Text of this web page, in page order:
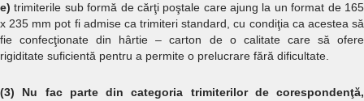
e) trimiterile sub formă de cărţi poştale care ajung la un format de 165
x 235 mm pot fi admise ca trimiteri standard, cu condiţia ca acestea să
fie confecţionate din hârtie – carton de o calitate care să ofere
rigiditate suficientă pentru a permite o prelucrare fără dificultate.
(3) Nu fac parte din categoria trimiterilor de corespondenţă,